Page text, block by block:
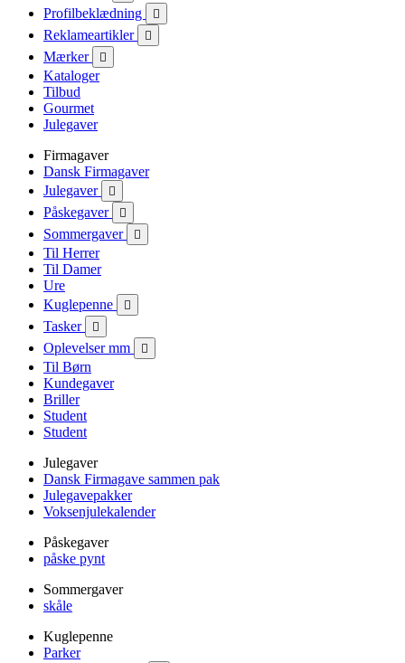
Profilbeklædning 
Reklameartikler 
Mærker 
Kataloger
Tilbud
Gourmet
Julegaver
Firmagaver
Dansk Firmagaver
Julegaver

Påskegaver 
Sommergaver 
Til Herrer
Til Damer
Ure
Kuglepenne

Tasker 
Oplevelser mm 
Til Børn
Kundegaver
Briller
Student
Student
Julegaver
Dansk Firmagave sammen pak
Julegavepakker
Voksenjulekalender
Påskegaver
påske pynt
Sommergaver
skåle
Kuglepenne
Parker